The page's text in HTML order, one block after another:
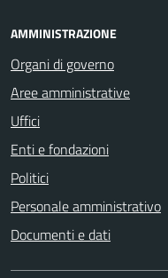
AMMINISTRAZIONE
Organi di governo
Aree amministrative
Uffici
Enti e fondazioni
Politici
Personale amministrativo
Documenti e dati